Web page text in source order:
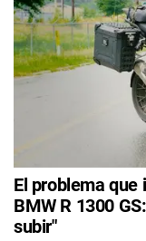
El problema que
BMW R 1300
subir"